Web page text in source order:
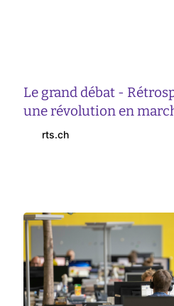
Le grand débat -
une révolution en
rts.ch